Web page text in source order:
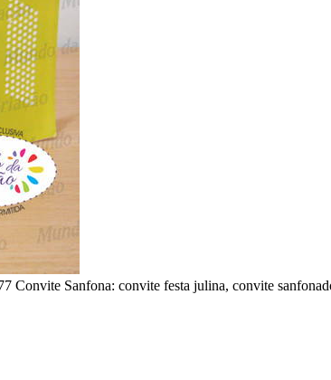
Convite Sanfona: convite festa julina, convite